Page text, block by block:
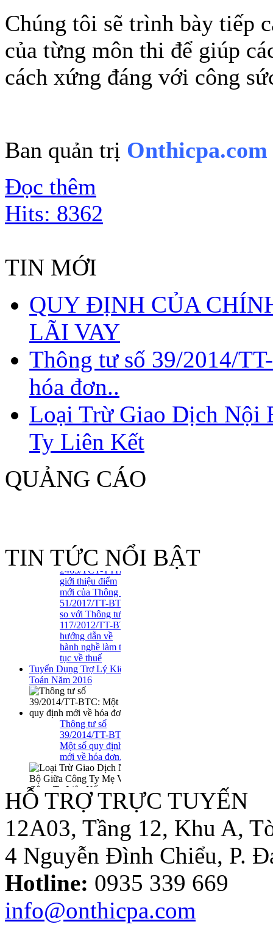
Chúng tôi sẽ trình bày tiếp
của từng môn thi để giúp
cách xứng đáng với công
Ban quản trị Onthicpa.com
Đọc thêm
Hits: 8362
TIN MỚI
QUY ĐỊNH CỦA
LÃI VAY
Thông tư số 39/2014/
hóa đơn..
Loại Trừ Giao Dịch Nội
Ty Liên Kết
QUẢNG CÁO
TIN TỨC NỔI BẬT
QUY ĐỊNH CỦA
CHÍNH SÁCH THUẾ
VỀ CHI PHÍ LÃI VAY
giới thiệu điểm
mới của Thông tư
51/2017/TT-BTC
so với Thông tư
117/2012/TT-BTC
hướng dẫn về
hành nghề làm thủ
tục về thuế
Tuyển Dụng Trợ Lý Kiểm
Toán Năm 2016
Thông tư số
39/2014/TT-BTC:
Một số quy định
mới về hóa đơn..
Loại Trừ Giao
Dịch Nội Bộ Giữa
Công Ty Mẹ Và
Công Ty Liên Kết
Thông tư
10/2014/TT-
NHNN sửa đổi
Quyết định
479/2004/QĐ-
NHNN
HỖ TRỢ TRỰC TUYẾN
12A03, Tầng 12, Khu A,
4 Nguyễn Đình Chiểu, P.
Hotline: 0935 339 669
info@onthicpa.com